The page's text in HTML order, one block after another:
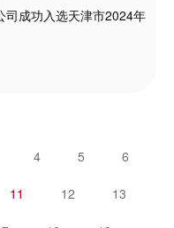
司成功入选天津市2024年
4 5 6
11 12 13